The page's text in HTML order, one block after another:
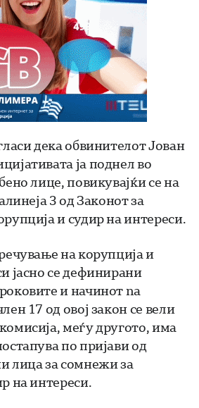
дека обвинителот Јован
ја поднел во
лице, повикувајќи се на
3 од Законот за
и судир на интереси.
на корупција и
јасно се дефинирани
и начинот na
17 од овој закон се вели
меѓу другото, има
по пријави од
лица за сомнежи за
на интереси.